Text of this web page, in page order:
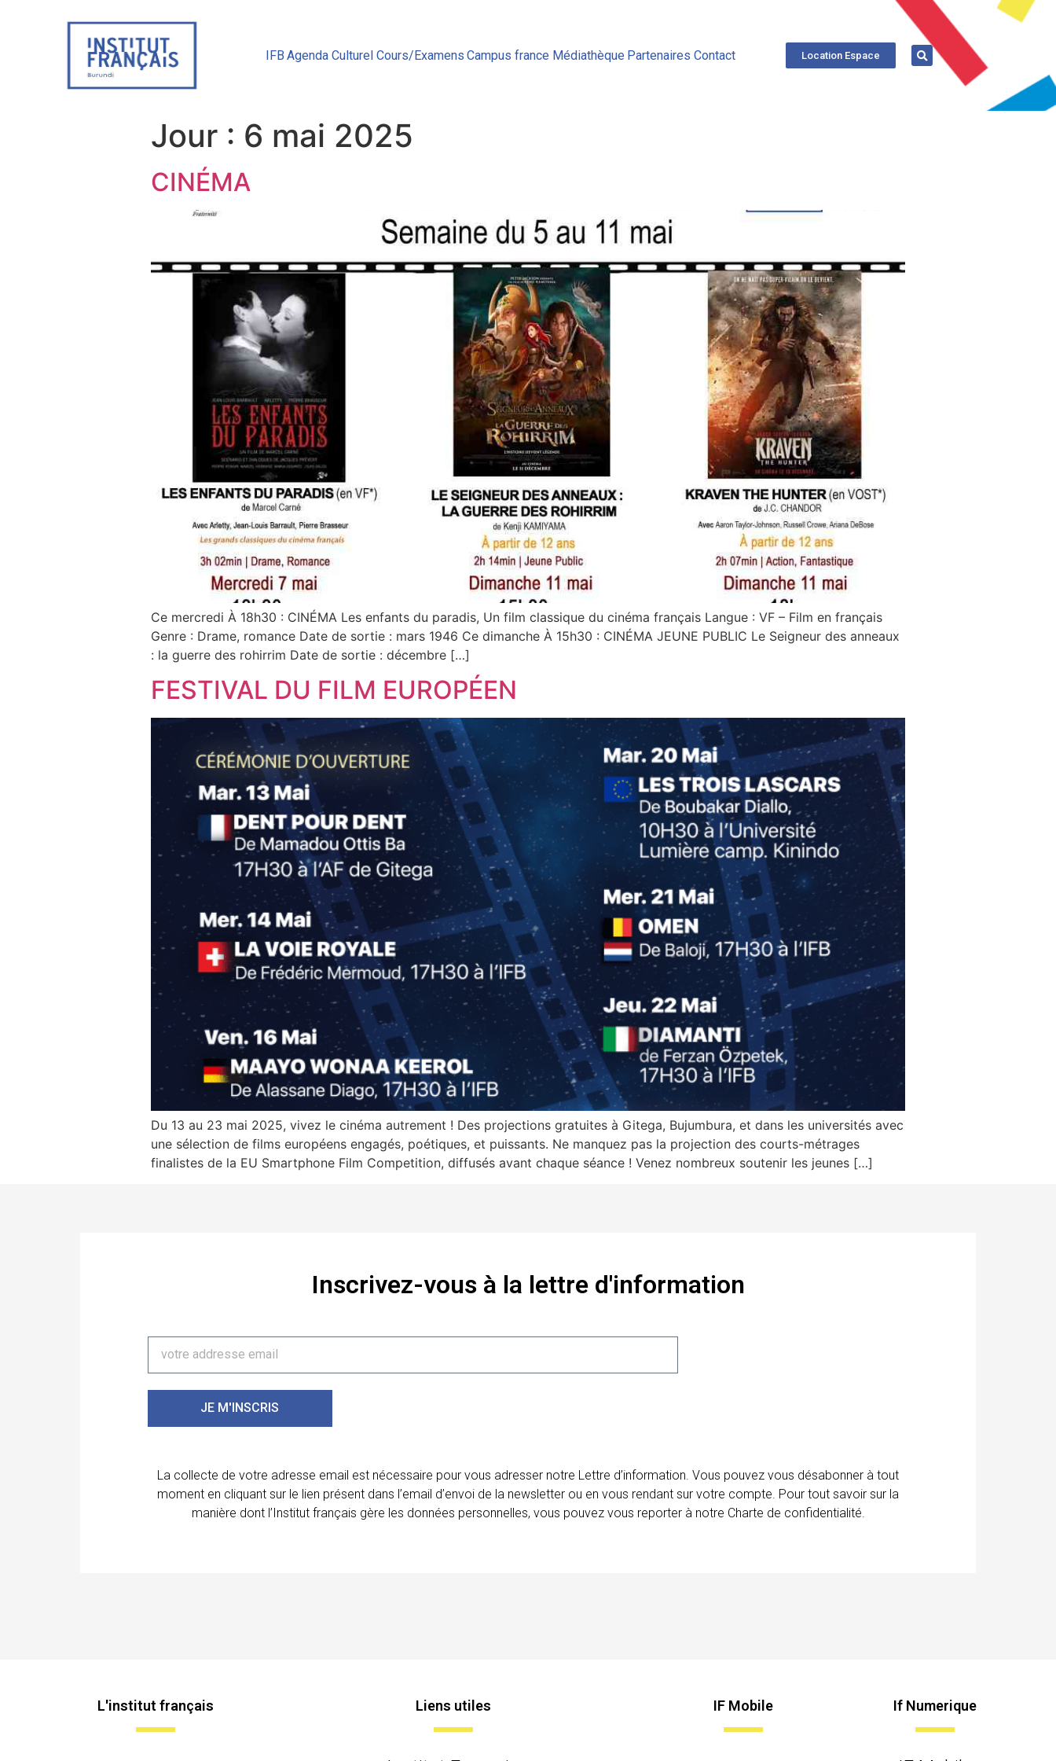
IFB Agenda Culturel Cours/Examens Campus france Médiathèque Partenaires Contact Location Espace
Jour : 6 mai 2025
CINÉMA
Ce mercredi À 18h30 : CINÉMA Les enfants du paradis, Un film classique du cinéma français Langue : VF – Film en français
Genre : Drame, romance Date de sortie : mars 1946 Ce dimanche À 15h30 : CINÉMA JEUNE PUBLIC Le Seigneur des anneaux
: la guerre des rohirrim Date de sortie : décembre […]
FESTIVAL DU FILM EUROPÉEN
Du 13 au 23 mai 2025, vivez le cinéma autrement ! Des projections gratuites à Gitega, Bujumbura, et dans les universités avec
une sélection de films européens engagés, poétiques, et puissants. Ne manquez pas la projection des courts-métrages
finalistes de la EU Smartphone Film Competition, diffusés avant chaque séance ! Venez nombreux soutenir les jeunes […]
Inscrivez-vous à la lettre d'information
JE M'INSCRIS
La collecte de votre adresse email est nécessaire pour vous adresser notre Lettre d’information. Vous pouvez vous désabonner à tout
moment en cliquant sur le lien présent dans l’email d’envoi de la newsletter ou en vous rendant sur votre compte. Pour tout savoir sur la
manière dont l’Institut français gère les données personnelles, vous pouvez vous reporter à notre Charte de confidentialité.
L'institut français Liens utiles IF Mobile If Numerique